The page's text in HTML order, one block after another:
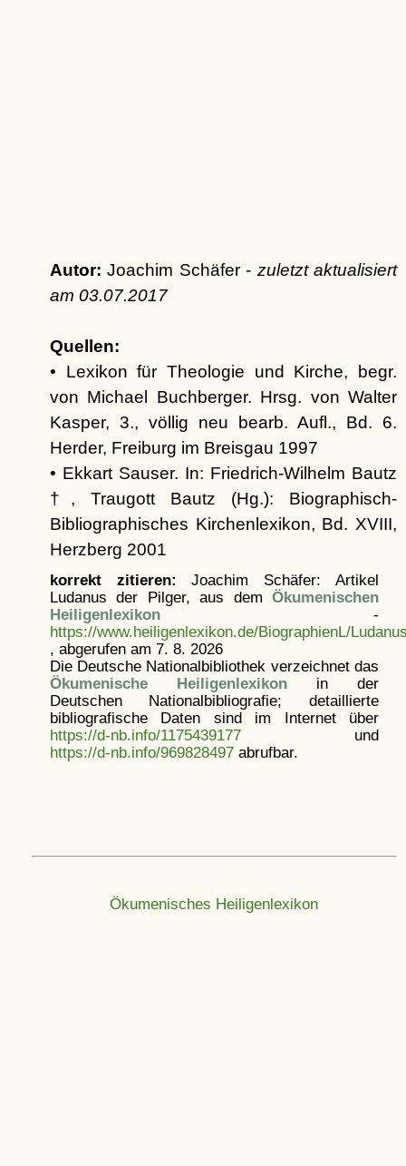
Autor: Joachim Schäfer - zuletzt aktualisiert
am 03.07.2017
Quellen:
• Lexikon für Theologie und Kirche, begr.
von Michael Buchberger. Hrsg. von Walter
Kasper, 3., völlig neu bearb. Aufl., Bd. 6.
Herder, Freiburg im Breisgau 1997
• Ekkart Sauser. In: Friedrich-Wilhelm Bautz
†, Traugott Bautz (Hg.): Biographisch-
Bibliographisches Kirchenlexikon, Bd. XVIII,
Herzberg 2001
korrekt zitieren: Joachim Schäfer: Artikel
Ludanus der Pilger, aus dem Ökumenischen
Heiligenlexikon-
https://www.heiligenlexikon.de/BiographienL/
, abgerufen am 7. 8. 2026
Die Deutsche Nationalbibliothek verzeichnet das
Ökumenische Heiligenlexikonin der
Deutschen Nationalbibliografie; detaillierte
bibliografische Daten sind im Internet über
https://d-nb.info/1175439177und
https://d-nb.info/969828497abrufbar.
Ökumenisches Heiligenlexikon